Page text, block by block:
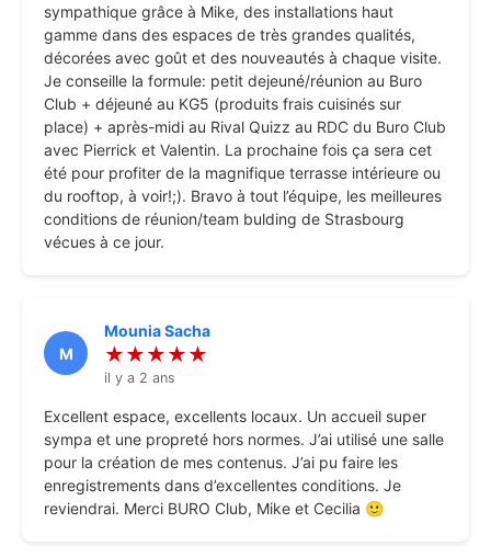
sympathique grâce à Mike, des installations haut
gamme dans des espaces de très grandes qualités,
décorées avec goût et des nouveautés à chaque visite.
Je conseille la formule: petit dejeuné/réunion au Buro
Club + déjeuné au KG5 (produits frais cuisinés sur
place) + après-midi au Rival Quizz au RDC du Buro Club
avec Pierrick et Valentin. La prochaine fois ça sera cet
été pour profiter de la magnifique terrasse intérieure ou
du rooftop, à voir!;). Bravo à tout l’équipe, les meilleures
conditions de réunion/team bulding de Strasbourg
vécues à ce jour.
M
Mounia Sacha
★★★★★
il y a 2 ans
Excellent espace, excellents locaux. Un accueil super
sympa et une propreté hors normes. J’ai utilisé une salle
pour la création de mes contenus. J’ai pu faire les
enregistrements dans d’excellentes conditions. Je
reviendrai. Merci BURO Club, Mike et Cecilia 🙂